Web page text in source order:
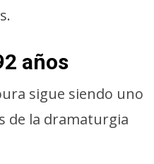
años
sigue siendo uno
de la dramaturgia